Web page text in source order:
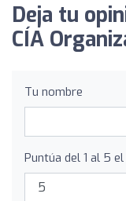
Deja tu
CÍA
Tu nombre
Puntúa del 1 al 5